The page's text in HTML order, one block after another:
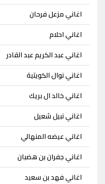
اغاني مزعل فرحان
اغاني احلام
اغاني عبد الكريم عبد القادر
اغاني نوال الكويتية
اغاني خالد ال بريك
اغاني نبيل شعيل
اغاني عيضه المنهالي
اغاني جفران بن هضبان
اغاني فهد بن سعيد